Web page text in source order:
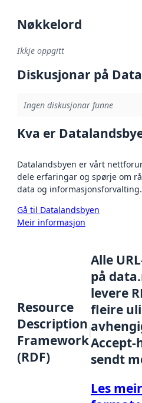
Nøkkelord
Ikkje oppgitt
Diskusjonar på
Ingen diskusjonar funne
Kva er
Datalandsbyen er vårt
dele erfaringar og spørje om
data og informasjonsforvalting.
Gå til Datalandsbyen
Meir informasjon
Resource
Description
Framework
(RDF)
Alle
på
levere
fleire
Accept-
sendt
Les